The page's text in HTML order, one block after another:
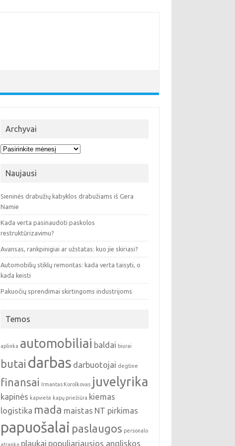
Archyvai
Archyvai
Naujausi
Sieninės drabužių kabyklos drabužiams iš Gera
Namie
Kada verta pasinaudoti paskolos
restruktūrizavimu?
Avansas, rankpinigiai ar užstatas: kuo jie skiriasi?
Automobilių stiklų remontas: kada verta taisyti, o
kada keisti
Pakuočių sprendimai skirtingoms industrijoms
Temos
aplinka automobiliai baldai biurai
butai darbas darbuotojai degtine
finansai Irmantas Korolkovas juvelyrika
kapinės kapvietė kapų priežiūra kiemas
logistika mada maistas NT pirkimas
papuošalai paslaugos personalo
atranka plaukai populiariausios angliskos